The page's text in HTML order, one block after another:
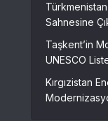
Sahnesine
Taşkent’in
UNESCO
Kırgızistan